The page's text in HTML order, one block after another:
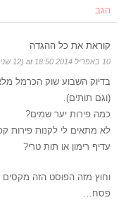
הגב
קוראת את כל ההגדה
10 באפריל 2014 at 18:50 (12 שנים ago)
בדיוק השבוע שוק הכרמל
(וגם תותים).
כמה פירות יער שמים?
לא מתאים לי לקנות פירות
עדיף רימון או תות טרי?
וחוץ מזה הפוסט הזה מקסים
פסח…